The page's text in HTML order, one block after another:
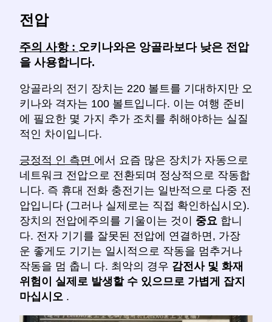
전압
주의 사항 : 오키나와은 앙골라보다 낮은 전압
을 사용합니다.
앙골라의 전기 장치는 220 볼트를 기대하지만 오
키나와 격자는 100 볼트입니다. 이는 여행 준비
에 필요한 몇 가지 추가 조치를 취해야하는 실질
적인 차이입니다.
긍정적 인 측면 에서 요즘 많은 장치가 자동으로
네트워크 전압으로 전환되며 정상적으로 작동합
니다. 즉 휴대 전화 충전기는 일반적으로 다중 전
압입니다 (그러나 실제로는 직접 확인하십시오).
장치의 전압에주의를 기울이는 것이 중요 합니
다. 전자 기기를 잘못된 전압에 연결하면, 가장
운 좋게도 기기는 일시적으로 작동을 멈추거나
작동을 멈 춥니 다. 최악의 경우 감전사 및 화재
위험이 실제로 발생할 수 있으므로 가볍게 잡지
마십시오 .